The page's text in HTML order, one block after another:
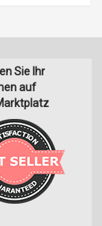
Sie Ihr
auf